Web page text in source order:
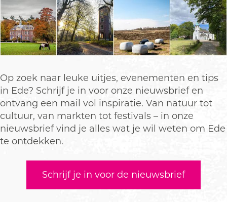
Op zoek naar leuke uitjes, evenementen en tips
in Ede? Schrijf je in voor onze nieuwsbrief en
ontvang een mail vol inspiratie. Van natuur tot
cultuur, van markten tot festivals – in onze
nieuwsbrief vind je alles wat je wil weten om Ede
te ontdekken.
Schrijf je in voor de nieuwsbrief